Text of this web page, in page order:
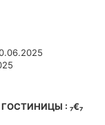
: ₇€₇